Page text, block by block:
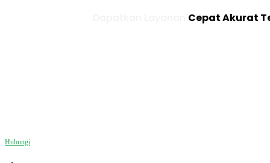
CepatAkurat
Hubungi